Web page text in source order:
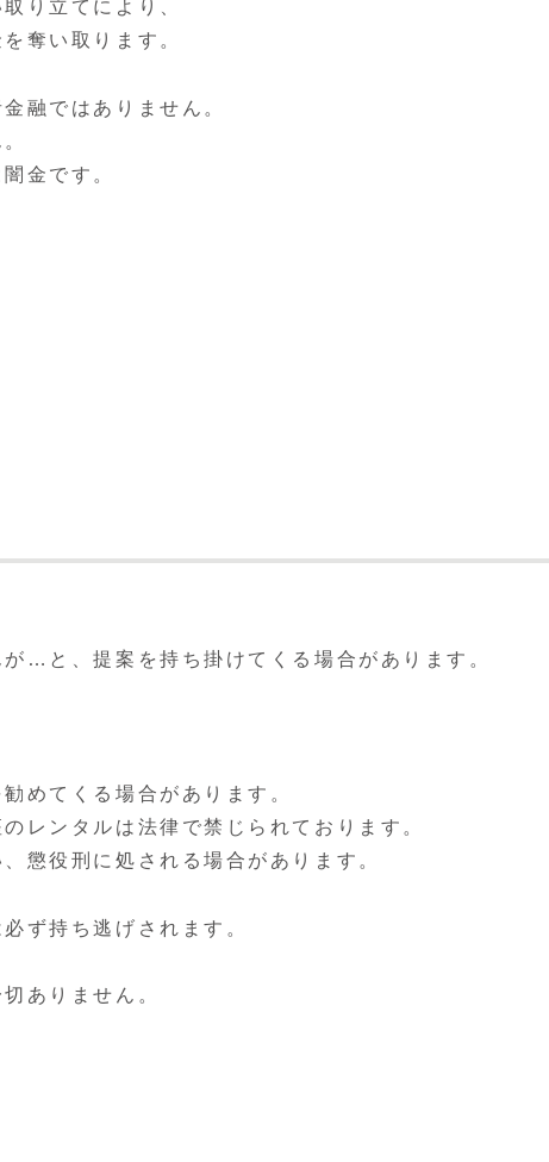
り立てにより、
奪い取ります。
融ではありません。
金です。
…と、提案を持ち掛けてくる場合があります。
めてくる場合があります。
レンタルは法律で禁じられております。
懲役刑に処される場合があります。
必ず持ち逃げされます。
ありません。